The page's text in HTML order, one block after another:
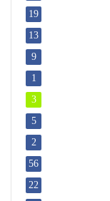
19
13
9
1
3
5
2
56
22